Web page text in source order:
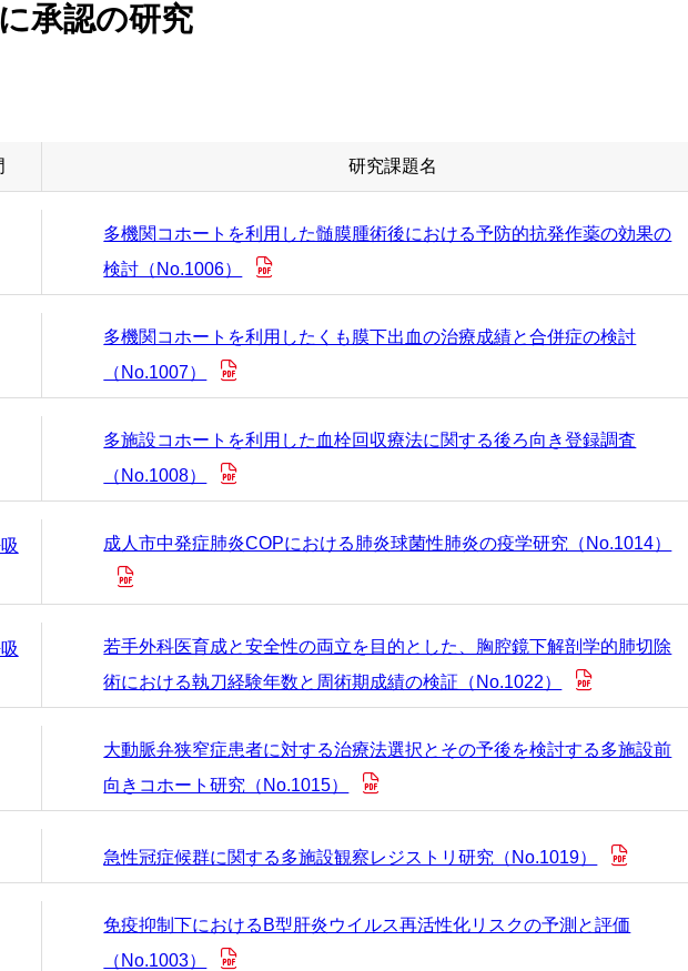
診のご案内
などで輸血を拒否される患者
ついて
ターについて
産婦人科 放射線科
緩和ケア内科 麻酔科
検査部 輸血部
病院ボランティア
当院の取り組み
ンケート結果について 肝臓病教室
（オプトアウト等）
携による公衆衛生向上への取り組み
承認の研究
研究課題名
多機関コホートを利用した髄膜腫術後における予防的抗発作薬の効果の
検討（No.1006）
多機関コホートを利用したくも膜下出血の治療成績と合併症の検討
（No.1007）
多施設コホートを利用した血栓回収療法に関する後ろ向き登録調査
（No.1008）
成人市中発症肺炎COPにおける肺炎球菌性肺炎の疫学研究（No.1014）
若手外科医育成と安全性の両立を目的とした、胸腔鏡下解剖学的肺切除
術における執刀経験年数と周術期成績の検証（No.1022）
大動脈弁狭窄症患者に対する治療法選択とその予後を検討する多施設前
向きコホート研究（No.1015）
急性冠症候群に関する多施設観察レジストリ研究（No.1019）
免疫抑制下におけるB型肝炎ウイルス再活性化リスクの予測と評価
（No.1003）